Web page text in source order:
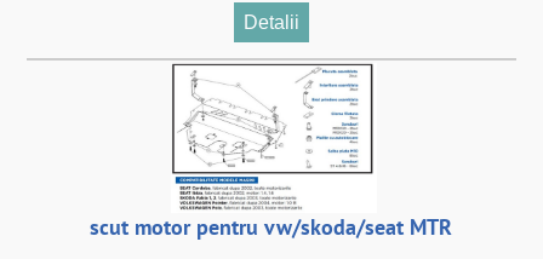
Detalii
scut motor pentru vw/skoda/seat MTR